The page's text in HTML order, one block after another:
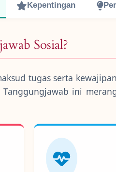
Kepentingan
Sosial?
tugas serta
Tanggungjawab ini